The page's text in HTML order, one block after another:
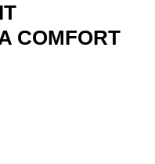
COMFORT